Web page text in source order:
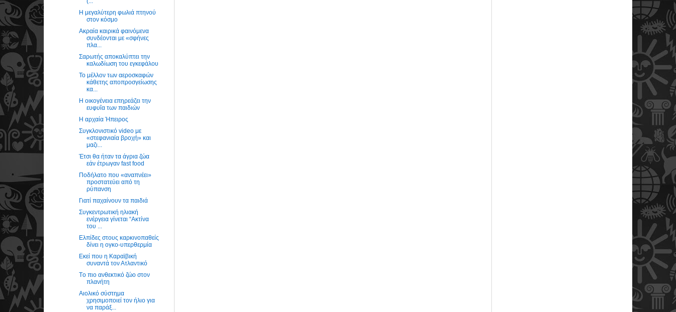
Η μεγαλύτερη φωλιά πτηνού
στον κόσμο
Ακραία καιρικά φαινόμενα
συνδέονται με «σφήνες
πλα...
Σαρωτής αποκαλύπτει την
καλωδίωση του εγκεφάλου
Το μέλλον των αεροσκαφών
κάθετης αποπροσγείωσης
κα...
Η οικογένεια επηρεάζει την
ευφυΐα των παιδιών
Η αρχαία Ήπειρος
Συγκλονιστικό video με
«στεφανιαία βροχή» και
μαζι...
Έτσι θα ήταν τα άγρια ζώα
εάν έτρωγαν fast food
Ποδήλατο που «αναπνέει»
προστατεύει από τη
ρύπανση
Γιατί παχαίνουν τα παιδιά
Συγκεντρωτική ηλιακή
ενέργεια γίνεται “Ακτίνα
του ...
Ελπίδες στους καρκινοπαθείς
δίνει η ογκο-υπερθερμία
Εκεί που η Καραϊβική
συναντά τον Ατλαντικό
Tο πιο ανθεκτικό ζώο στον
πλανήτη
Αιολικό σύστημα
χρησιμοποιεί τον ήλιο για
να παράξ...